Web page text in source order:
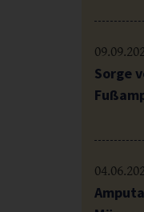
Sorge